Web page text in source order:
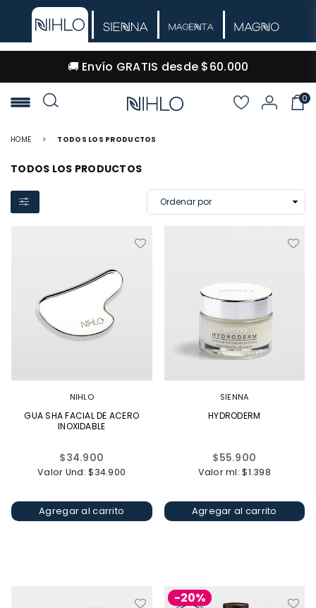
🚚 Envío GRATIS desde $60.000
NIHLO
0
HOME > TODOS LOS PRODUCTOS
TODOS LOS PRODUCTOS
NIHLO
GUA SHA FACIAL DE ACERO
INOXIDABLE
Precio
habitual
$34.900
Valor Und: $34.900
Agregar al carrito
SIENNA
HYDRODERM
Precio
habitual
$55.900
Valor ml: $1.398
Agregar al carrito
-20%